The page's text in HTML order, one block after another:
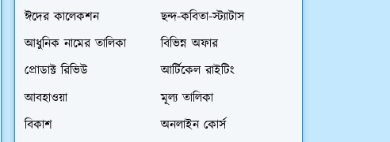
ঈদের কালেকশন
ছন্দ-কবিতা-স্ট্যাটাস
আধুনিক নামের তালিকা
বিভিন্ন অফার
প্রোডাক্ট রিভিউ
আর্টিকেল রাইটিং
আবহাওয়া
মূল্য তালিকা
বিকাশ
অনলাইন কোর্স